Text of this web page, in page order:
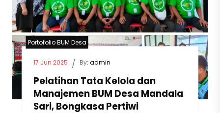
Portofolio BUM Desa
17 Jun 2025 / By: admin
Pelatihan Tata Kelola dan
Manajemen BUM Desa Mandala
Sari, Bongkasa Pertiwi